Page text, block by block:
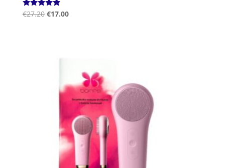
Ocenjeno
€27.20 €17.00